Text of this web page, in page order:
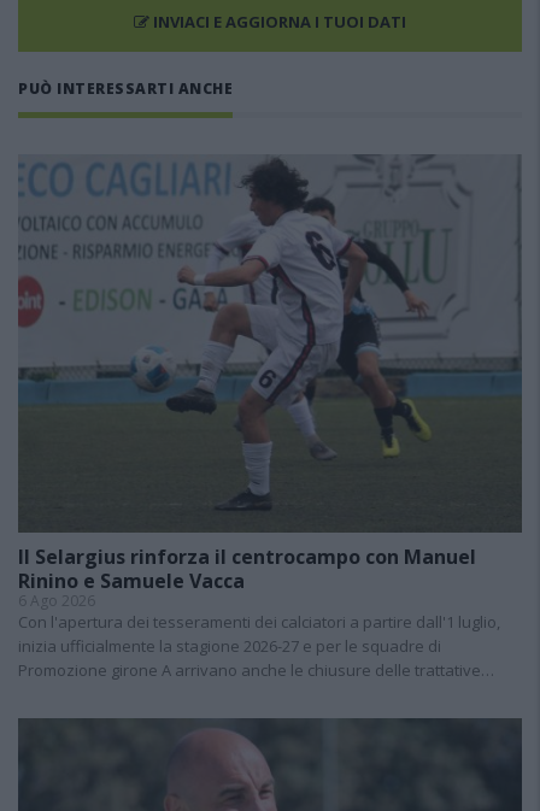
INVIACI E AGGIORNA I TUOI DATI
PUÒ INTERESSARTI ANCHE
Il Selargius rinforza il centrocampo con Manuel
Rinino e Samuele Vacca
6 Ago 2026
Con l'apertura dei tesseramenti dei calciatori a partire dall'1 luglio,
inizia ufficialmente la stagione 2026-27 e per le squadre di
Promozione girone A arrivano anche le chiusure delle trattative…